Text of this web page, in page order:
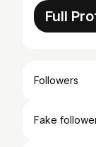
Full
Followers
Fake